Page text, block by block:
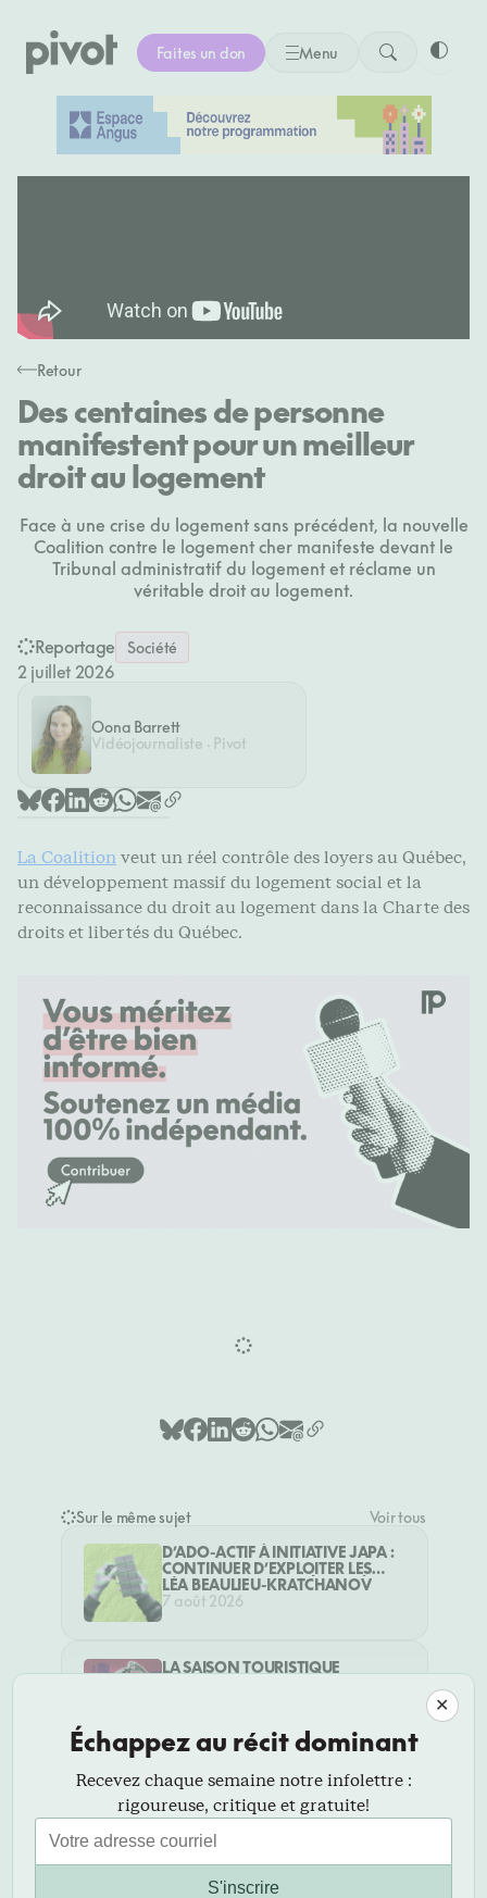
au
contenu
Faites un don Menu
Retour
Des centaines de personne
manifestent pour un meilleur
droit au logement
Face à une crise du logement sans précédent, la nouvelle
Coalition contre le logement cher manifeste devant le
Tribunal administratif du logement et réclame un
véritable droit au logement.
Reportage Société
2 juillet 2026
Oona Barrett
Vidéojournaliste · Pivot
La Coalitionveut un réel contrôle des loyers au Québec,
un développement massif du logement social et la
reconnaissance du droit au logement dans la Charte des
droits et libertés du Québec.
Sur le même sujet
Voir tous
D’ADO-ACTIF À INITIATIVE JAPA :
CONTINUER D’EXPLOITER LES
JEUNES… DANS LA LÉGALITÉ?
LÉA BEAULIEU-KRATCHANOV
7 août 2026
LA SAISON TOURISTIQUE
SOUS LES DÉCOMBRES, UNE VIE
EFFACÉE : LES SOUVENIRS ET LES
RÊVES PERDUS DES HABITANT·ES
DE GAZA
SARAH EMAD4 août 2026
✕
Échappez au récit dominant
Recevez chaque semaine notre infolettre :
rigoureuse, critique et gratuite!